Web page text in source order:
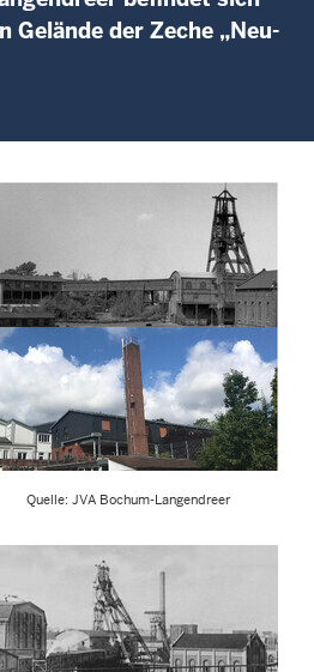
Gelände der Zeche „Neu-
Quelle: JVA Bochum-Langendreer